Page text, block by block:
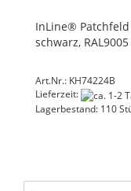
InLine® Patchfeld
schwarz, RAL9005
Art.Nr.: KH74224B
Lieferzeit:
Lagerbestand: 110